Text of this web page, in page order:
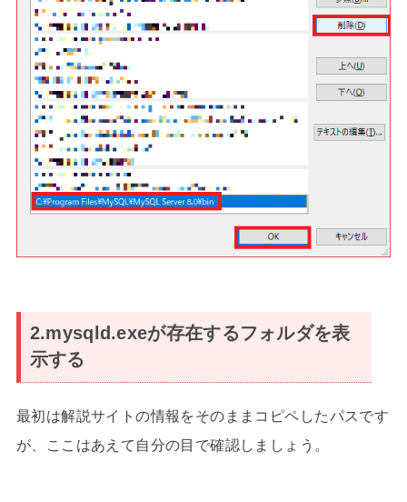
2.mysqld.exeが存在するフォルダを表
示する
最初は解説サイトの情報をそのままコピペしたパスです
が、ここはあえて自分の目で確認しましょう。